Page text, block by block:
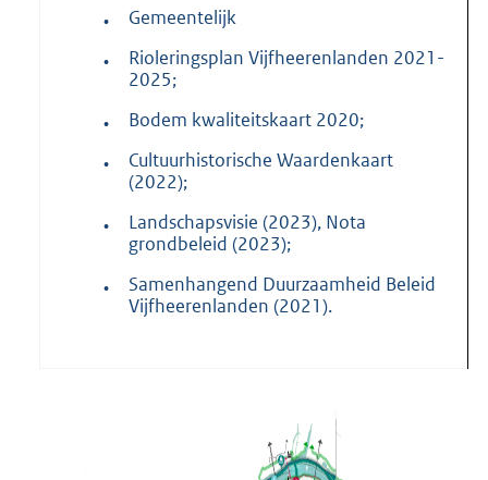
•
Gemeentelijk
•
Rioleringsplan Vijfheerenlanden 2021-
2025;
•
Bodem kwaliteitskaart 2020;
•
Cultuurhistorische Waardenkaart
(2022);
•
Landschapsvisie (2023), Nota
grondbeleid (2023);
•
Samenhangend Duurzaamheid Beleid
Vijfheerenlanden (2021).